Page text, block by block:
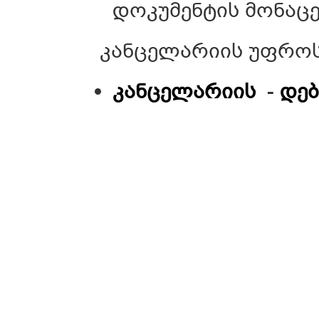
დოკუმენტის
კანცელარიის
კანცელარიის -